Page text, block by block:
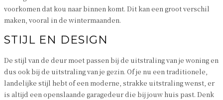
voorkomen dat kou naar binnen komt. Dit kan een groot verschil
maken, vooral in de wintermaanden.
STIJL EN DESIGN
De stijl van de deur moet passen bij de uitstraling van je woning en
dus ook bij de uitstraling van je gezin. Of je nu een traditionele,
landelijke stijl hebt of een moderne, strakke uitstraling wenst, er
is altijd een openslaande garagedeur die bij jouw huis past. Denk